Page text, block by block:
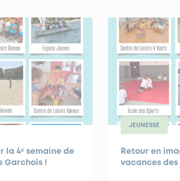
la 4ᵉ semaine de
Garchois !
JEUNESSE
Retour en
vacances des